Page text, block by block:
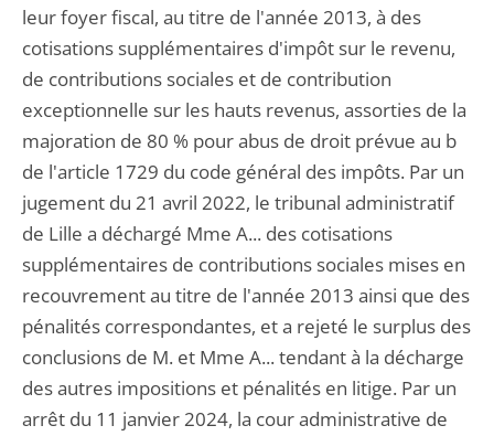
leur foyer fiscal, au titre de l'année 2013, à des
cotisations supplémentaires d'impôt sur le revenu,
de contributions sociales et de contribution
exceptionnelle sur les hauts revenus, assorties de la
majoration de 80 % pour abus de droit prévue au b
de l'article 1729 du code général des impôts. Par un
jugement du 21 avril 2022, le tribunal administratif
de Lille a déchargé Mme A... des cotisations
supplémentaires de contributions sociales mises en
recouvrement au titre de l'année 2013 ainsi que des
pénalités correspondantes, et a rejeté le surplus des
conclusions de M. et Mme A... tendant à la décharge
des autres impositions et pénalités en litige. Par un
arrêt du 11 janvier 2024, la cour administrative de